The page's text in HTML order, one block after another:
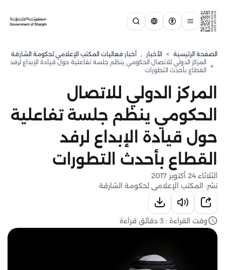
الصفحة الرئيسية > الأخبار , أخبار فعاليات المكتب الإعلامي لحكومة الشارقة
>
المركز الدولي للاتصال الحكومي ينظم جلسة تفاعلية حول قيادة الإبداع لرفد
القطاع بأحدث التطورات
المركز الدولي للاتصال
الحكومي ينظم جلسة تفاعلية
حول قيادة الإبداع لرفد
القطاع بأحدث التطورات
الثلاثاء 24 أكتوبر 2017
نشر: المكتب الإعلامي لحكومة الشارقة
وقت القراءة : 3 دقائق قراءة